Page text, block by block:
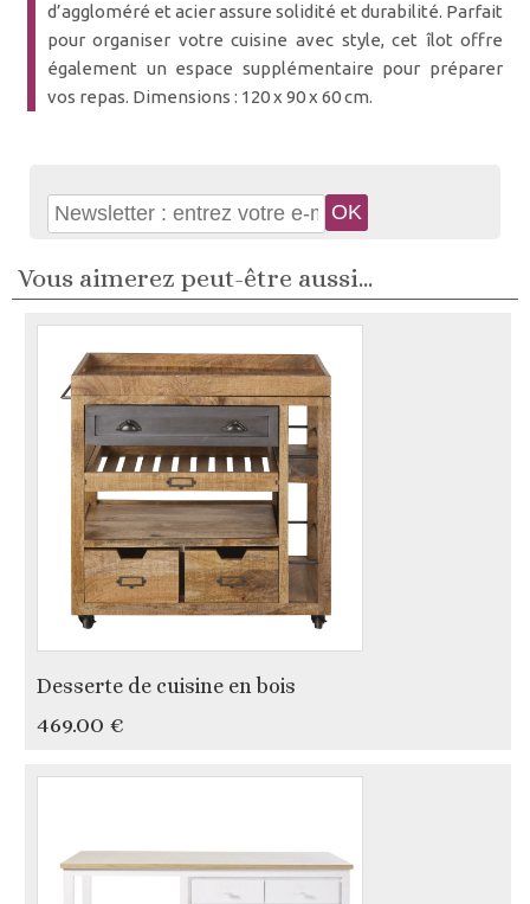
d’aggloméré et acier assure solidité et durabilité. Parfait
pour organiser votre cuisine avec style, cet îlot offre
également un espace supplémentaire pour préparer
vos repas. Dimensions : 120 x 90 x 60 cm.
Vous aimerez peut-être aussi...
Desserte de cuisine en bois
469.00 €